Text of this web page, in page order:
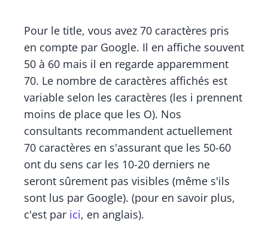
Pour le title, vous avez 70 caractères pris
en compte par Google. Il en affiche souvent
50 à 60 mais il en regarde apparemment
70. Le nombre de caractères affichés est
variable selon les caractères (les i prennent
moins de place que les O). Nos
consultants recommandent actuellement
70 caractères en s'assurant que les 50-60
ont du sens car les 10-20 derniers ne
seront sûrement pas visibles (même s'ils
sont lus par Google). (pour en savoir plus,
c'est par ici, en anglais).